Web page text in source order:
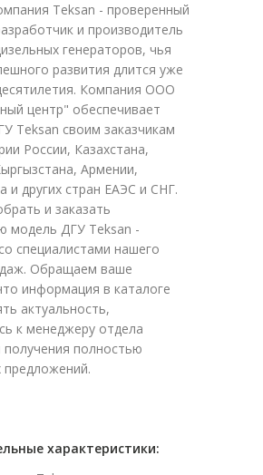
Teksan - проверенный
и производитель
генераторов, чья
развития длится уже
Компания ООО
центр" обеспечивает
Teksan своим заказчикам
России, Казахстана,
Армении,
и других стран ЕАЭС и СНГ.
и заказать
модель ДГУ Teksan -
специалистами нашего
Обращаем ваше
информация в каталоге
актуальность,
к менеджеру отдела
полностью
предложений.
характеристики: